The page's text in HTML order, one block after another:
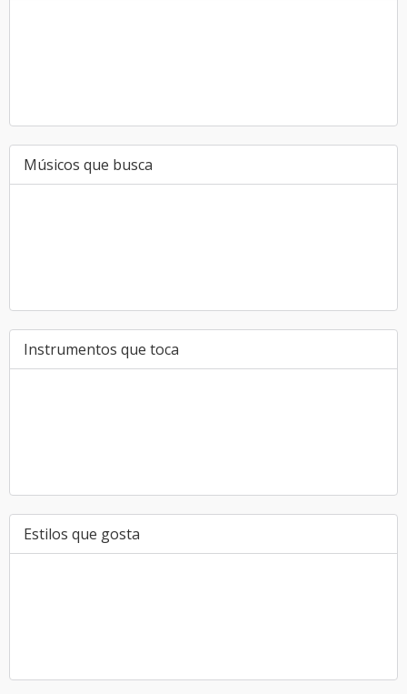
Músicos que busca
Instrumentos que toca
Estilos que gosta